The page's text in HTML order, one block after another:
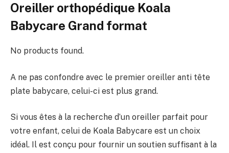
Oreiller orthopédique Koala
Babycare Grand format
No products found.
A ne pas confondre avec le premier oreiller anti tête
plate babycare, celui-ci est plus grand.
Si vous êtes à la recherche d’un oreiller parfait pour
votre enfant, celui de Koala Babycare est un choix
idéal. Il est conçu pour fournir un soutien suffisant à la